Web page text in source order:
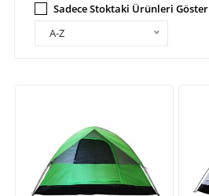
Sadece Stoktaki Ürünleri Göster
A-Z